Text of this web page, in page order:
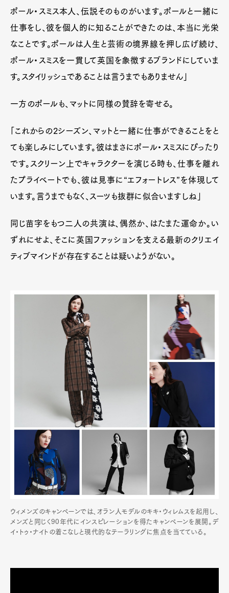
Watch
Fashion
GourmetCars
Pen Membership
Magazine
Official Columnist
About
Pen international Pen tw
ポール・スミス本人、伝説そのものがいます。ポールと一緒に
仕事をし、彼を個人的に知ることができたのは、本当に光栄
なことです。ポールは人生と芸術の境界線を押し広げ続け、
ポール・スミスを一貫して英国を象徴するブランドにしていま
す。スタイリッシュであることは言うまでもありません」
一方のポールも、マットに同様の賛辞を寄せる。
「これからの2シーズン、マットと一緒に仕事ができることをと
ても楽しみにしています。彼はまさにポール・スミスにぴったり
です。スクリーン上でキャラクターを演じる時も、仕事を離れ
たプライベートでも、彼は見事に“エフォートレス”を体現して
います。言うまでもなく、スーツも抜群に似合いますしね」
同じ苗字をもつ二人の共演は、偶然か、はたまた運命か。い
ずれにせよ、そこに英国ファッションを支える最新のクリエイ
ティブマインドが存在することは疑いようがない。
ウィメンズのキャンペーンでは、オラン人モデルのキキ・ウィレムスを起用し、
メンズと同じく90年代にインスピレーションを得たキャンペーンを展開。デ
イ・トゥ・ナイトの着こなしと現代的なテーラリングに焦点を当てている。